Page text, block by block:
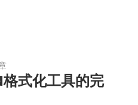
格式化工具的完